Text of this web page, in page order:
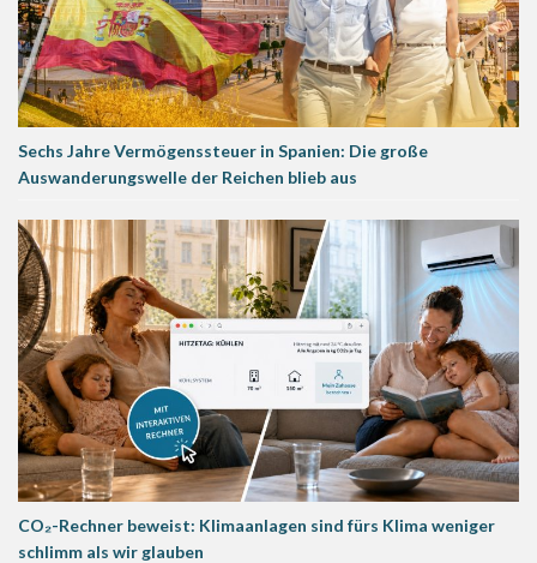
Sechs Jahre Vermögenssteuer in Spanien: Die große
Auswanderungswelle der Reichen blieb aus
CO₂-Rechner beweist: Klimaanlagen sind fürs Klima weniger
schlimm als wir glauben